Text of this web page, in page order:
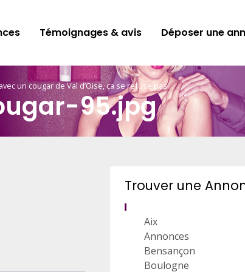
Témoignages & avis Déposer une
un cougar de Val d’Oise, ça se refuse pas
95.jpg
Trouver une
Aix
Annonces
Bensançon
Boulogne